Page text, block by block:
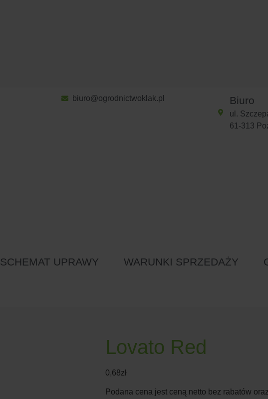
biuro@ogrodnictwoklak.pl Biuro
ul.
61-313
SCHEMAT UPRAWY WARUNKI SPRZEDAŻY
Lovato Red
0,68zł
Podana cena jest ceną netto bez rabatów